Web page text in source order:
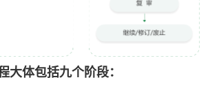
大体包括九个阶段：